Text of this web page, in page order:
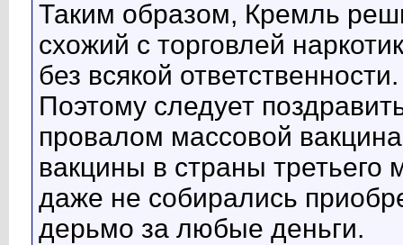
Таким образом, Кремль
схожий с торговлей
без всякой ответственности.
Поэтому следует
провалом массовой
вакцины в страны
даже не собирались
дерьмо за любые деньги.